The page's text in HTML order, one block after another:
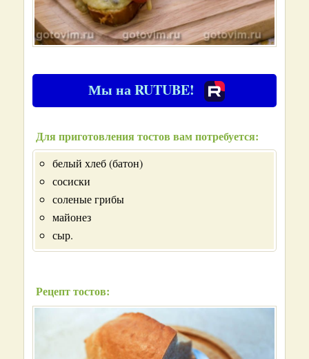
Мы на RUTUBE!
Для приготовления тостов вам потребуется:
белый хлеб (батон)
сосиски
соленые грибы
майонез
сыр.
Рецепт тостов: